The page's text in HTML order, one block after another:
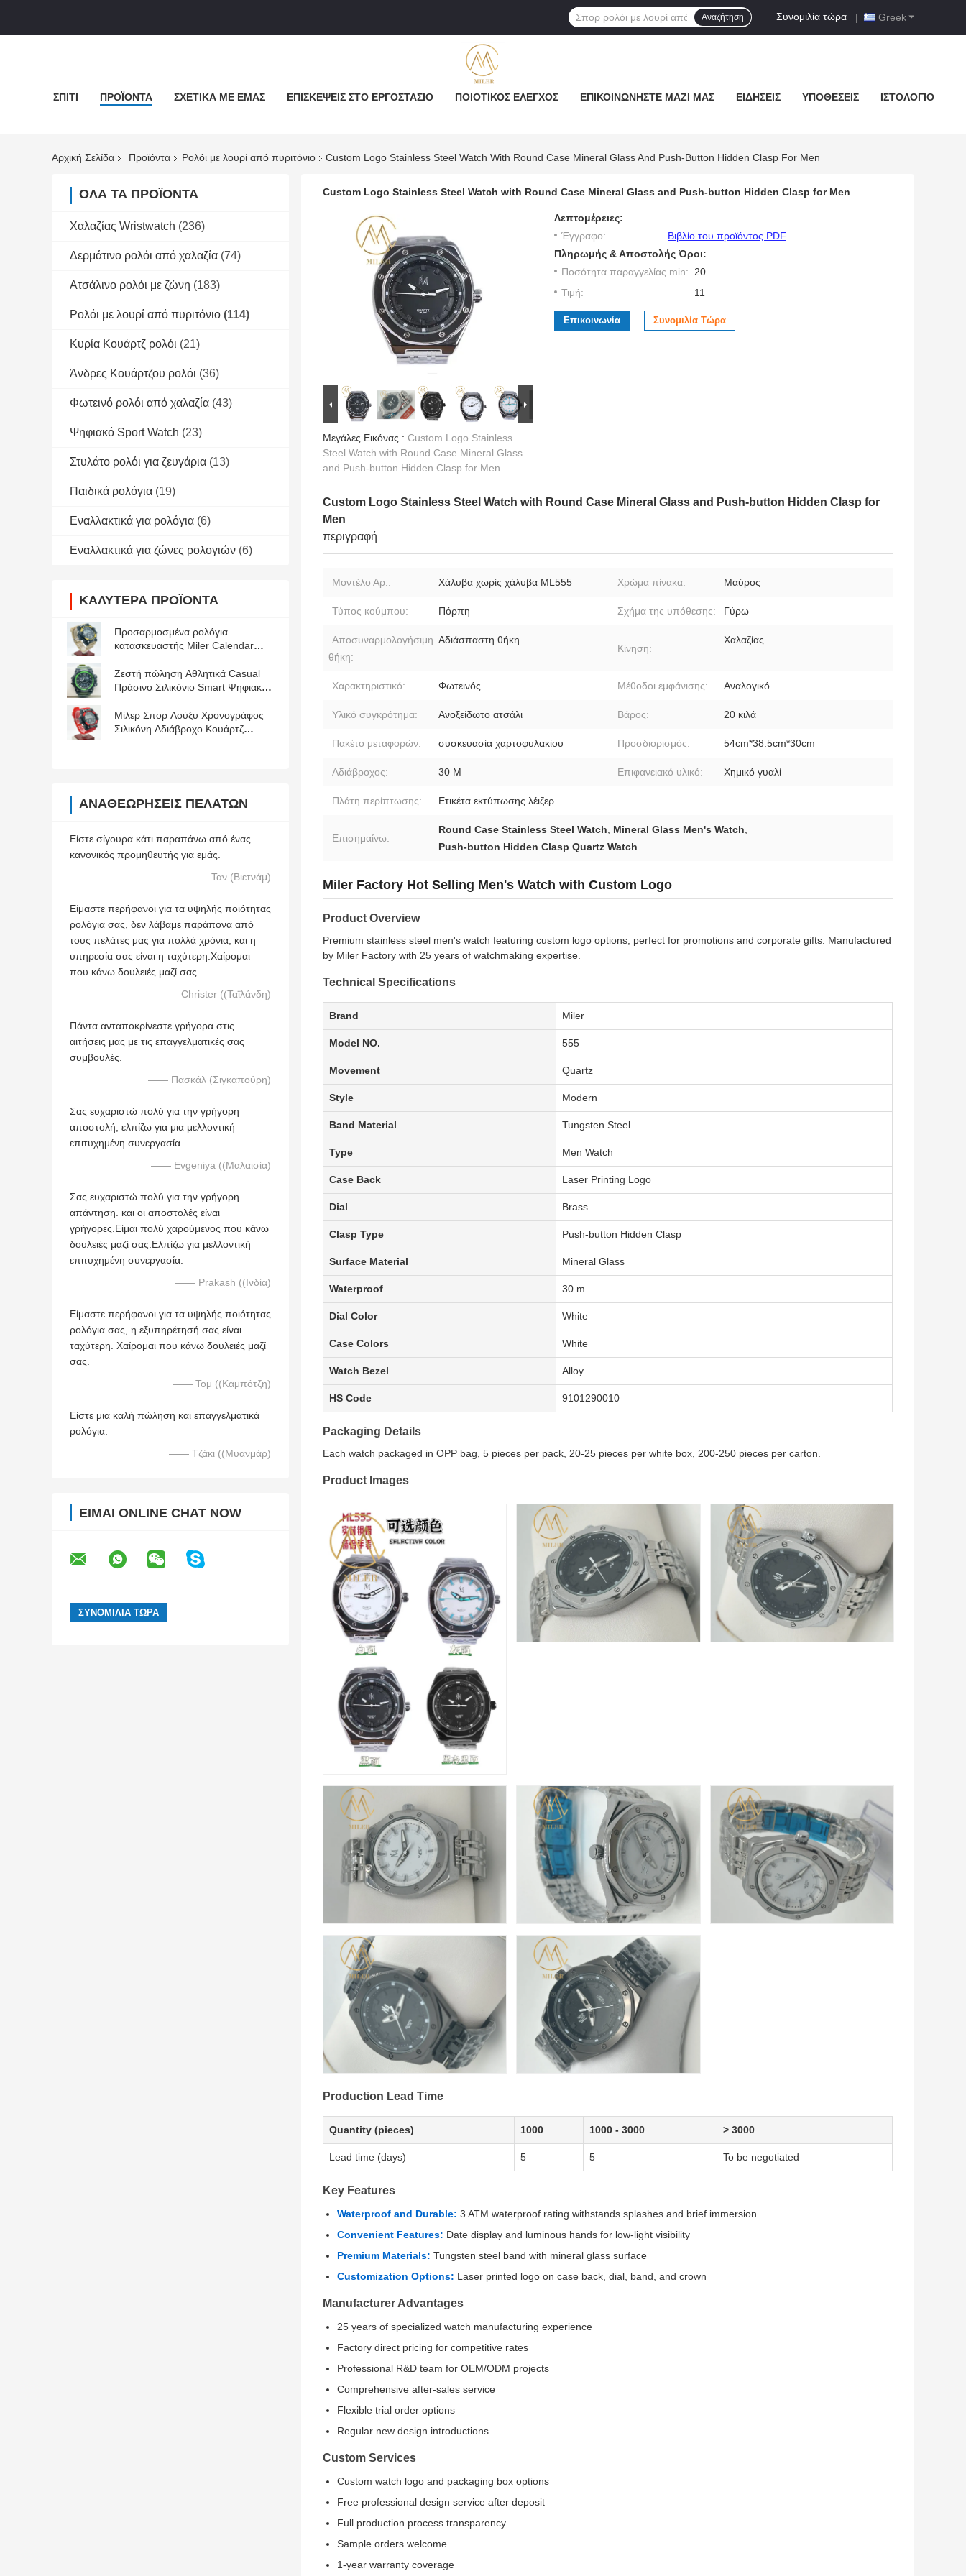
Greek
Συνομιλία τώρα |
Αναζήτηση
ΣΠΊΤΙ ΠΡΟΪΌΝΤΑ ΣΧΕΤΙΚΆ ΜΕ ΕΜΆΣ ΕΠΙΣΚΈΨΕΙΣ ΣΤΟ ΕΡΓΟΣΤΆΣΙΟ ΠΟΙΟΤΙΚΌΣ ΈΛΕΓΧΟΣ ΕΠΙΚΟΙΝΩΝΉΣΤΕ ΜΑΖΊ ΜΑΣ ΕΙΔΉΣΕΙΣ ΥΠΟΘΈΣΕΙΣ ΙΣΤΟΛΌΓΙΟ
Αρχική Σελίδα Προϊόντα Ρολόι με λουρί από πυριτόνιο Custom Logo Stainless Steel Watch With Round Case Mineral Glass And Push-Button Hidden Clasp For Men
ΌΛΑ ΤΑ ΠΡΟΪΌΝΤΑ
Χαλαζίας Wristwatch (236)
Δερμάτινο ρολόι από χαλαζία (74)
Ατσάλινο ρολόι με ζώνη (183)
Ρολόι με λουρί από πυριτόνιο (114)
Κυρία Κουάρτζ ρολόι (21)
Άνδρες Κουάρτζου ρολόι (36)
Φωτεινό ρολόι από χαλαζία (43)
Ψηφιακό Sport Watch (23)
Στυλάτο ρολόι για ζευγάρια (13)
Παιδικά ρολόγια (19)
Εναλλακτικά για ρολόγια (6)
Εναλλακτικά για ζώνες ρολογιών (6)
ΚΑΛΎΤΕΡΑ ΠΡΟΪΌΝΤΑ
Προσαρμοσμένα ρολόγια
κατασκευαστής Miler Calendar
ρολόγια
Ζεστή πώληση Αθλητικά Casual
Πράσινο Σιλικόνιο Smart Ψηφιακό
Μίλερ Σπορ Λούξυ Χρονογράφος
Σιλικόνη Αδιάβροχο Κουάρτζ
ΑΝΑΘΕΩΡΉΣΕΙΣ ΠΕΛΑΤΏΝ
Είστε σίγουρα κάτι παραπάνω από ένας
κανονικός προμηθευτής για εμάς.
—— Ταν (Βιετνάμ)
Είμαστε περήφανοι για τα υψηλής ποιότητας
ρολόγια σας, δεν λάβαμε παράπονα από
τους πελάτες μας για πολλά χρόνια, και η
υπηρεσία σας είναι η ταχύτερη.Χαίρομαι
που κάνω δουλειές μαζί σας.
—— Christer ((Ταϊλάνδη)
Πάντα ανταποκρίνεστε γρήγορα στις
αιτήσεις μας με τις επαγγελματικές σας
συμβουλές.
—— Πασκάλ (Σιγκαπούρη)
Σας ευχαριστώ πολύ για την γρήγορη
αποστολή, ελπίζω για μια μελλοντική
επιτυχημένη συνεργασία.
—— Evgeniya ((Μαλαισία)
Σας ευχαριστώ πολύ για την γρήγορη
απάντηση. και οι αποστολές είναι
γρήγορες.Είμαι πολύ χαρούμενος που κάνω
δουλειές μαζί σας.Ελπίζω για μελλοντική
επιτυχημένη συνεργασία.
—— Prakash ((Ινδία)
Είμαστε περήφανοι για τα υψηλής ποιότητας
ρολόγια σας, η εξυπηρέτησή σας είναι
ταχύτερη. Χαίρομαι που κάνω δουλειές μαζί
σας.
—— Τομ ((Καμπότζη)
Είστε μια καλή πώληση και επαγγελματικά
ρολόγια.
—— Τζάκι ((Μυανμάρ)
ΕΊΜΑΙ ONLINE CHAT NOW
Custom Logo Stainless Steel Watch with Round Case Mineral Glass and Push-button Hidden Clasp for Men
Μεγάλες Εικόνας : Custom Logo Stainless
Steel Watch with Round Case Mineral Glass
and Push-button Hidden Clasp for Men
Λεπτομέρειες:
Έγγραφο:
Βιβλίο του προϊόντος PDF
Πληρωμής & Αποστολής Όροι:
Ποσότητα παραγγελίας min: 20
Τιμή:
11
Επικοινωνία Συνομιλία Τώρα
Custom Logo Stainless Steel Watch with Round Case Mineral Glass and Push-button Hidden Clasp for
Men
περιγραφή
Μοντέλο Αρ.: Χάλυβα χωρίς χάλυβα ML555 Χρώμα πίνακα: Μαύρος
Τύπος κούμπου: Πόρπη Σχήμα της υπόθεσης: Γύρω
Αποσυναρμολογήσιμη
θήκη:
Αδιάσπαστη θήκη
Κίνηση:
Χαλαζίας
Χαρακτηριστικό: Φωτεινός Μέθοδοι εμφάνισης: Αναλογικό
Υλικό συγκρότημα: Ανοξείδωτο ατσάλι Βάρος: 20 κιλά
Πακέτο μεταφορών: συσκευασία χαρτοφυλακίου Προσδιορισμός: 54cm*38.5cm*30cm
Αδιάβροχος: 30 Μ Επιφανειακό υλικό: Χημικό γυαλί
Πλάτη περίπτωσης: Ετικέτα εκτύπωσης λέιζερ
Επισημαίνω:
Round Case Stainless Steel Watch, Mineral Glass Men's Watch,
Push-button Hidden Clasp Quartz Watch
Miler Factory Hot Selling Men's Watch with Custom Logo
Product Overview
Premium stainless steel men's watch featuring custom logo options, perfect for promotions and corporate gifts. Manufactured
by Miler Factory with 25 years of watchmaking expertise.
Technical Specifications
Brand Miler
Model NO. 555
Movement Quartz
Style Modern
Band Material Tungsten Steel
Type Men Watch
Case Back Laser Printing Logo
Dial Brass
Clasp Type Push-button Hidden Clasp
Surface Material Mineral Glass
Waterproof 30 m
Dial Color White
Case Colors White
Watch Bezel Alloy
HS Code 9101290010
Packaging Details
Each watch packaged in OPP bag, 5 pieces per pack, 20-25 pieces per white box, 200-250 pieces per carton.
Product Images
Production Lead Time
Quantity (pieces) 1000 1000 - 3000 > 3000
Lead time (days) 5 5 To be negotiated
Key Features
Waterproof and Durable: 3 ATM waterproof rating withstands splashes and brief immersion
Convenient Features: Date display and luminous hands for low-light visibility
Premium Materials: Tungsten steel band with mineral glass surface
Customization Options: Laser printed logo on case back, dial, band, and crown
Manufacturer Advantages
25 years of specialized watch manufacturing experience
Factory direct pricing for competitive rates
Professional R&D team for OEM/ODM projects
Comprehensive after-sales service
Flexible trial order options
Regular new design introductions
Custom Services
Custom watch logo and packaging box options
Free professional design service after deposit
Full production process transparency
Sample orders welcome
1-year warranty coverage